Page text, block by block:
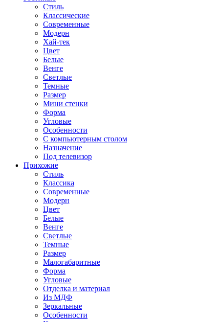
Стиль
Классические
Современные
Модерн
Хай-тек
Цвет
Белые
Венге
Светлые
Темные
Размер
Мини стенки
Форма
Угловые
Особенности
С компьютерным столом
Назначение
Под телевизор
Прихожие
Стиль
Классика
Современные
Модерн
Цвет
Белые
Венге
Светлые
Темные
Размер
Малогабаритные
Форма
Угловые
Отделка и материал
Из МДФ
Зеркальные
Особенности